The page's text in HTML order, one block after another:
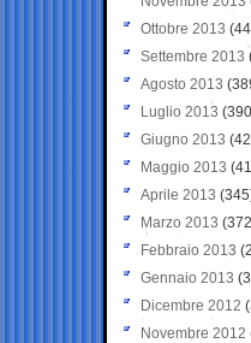
Ottobre 2013
Settembre 2013
Agosto 2013
Luglio 2013
Giugno 2013
Maggio 2013
Aprile 2013
Marzo 2013
Febbraio 2013
Gennaio 2013
Dicembre 2012
Novembre 2012